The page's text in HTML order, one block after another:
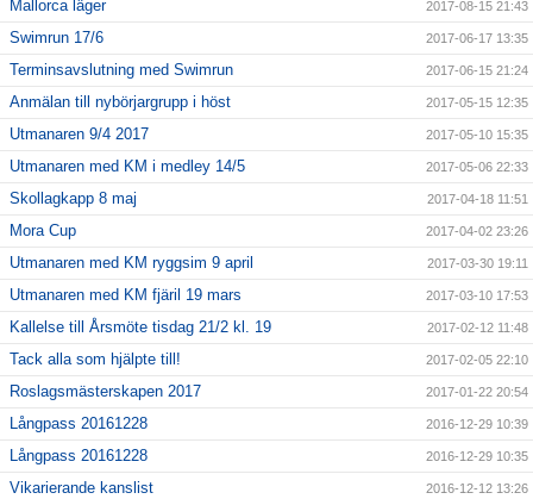
Mallorca läger 2017-08-15 21:43
Swimrun 17/6 2017-06-17 13:35
Terminsavslutning med Swimrun 2017-06-15 21:24
Anmälan till nybörjargrupp i höst 2017-05-15 12:35
Utmanaren 9/4 2017 2017-05-10 15:35
Utmanaren med KM i medley 14/5 2017-05-06 22:33
Skollagkapp 8 maj 2017-04-18 11:51
Mora Cup 2017-04-02 23:26
Utmanaren med KM ryggsim 9 april 2017-03-30 19:11
Utmanaren med KM fjäril 19 mars 2017-03-10 17:53
Kallelse till Årsmöte tisdag 21/2 kl. 19 2017-02-12 11:48
Tack alla som hjälpte till! 2017-02-05 22:10
Roslagsmästerskapen 2017 2017-01-22 20:54
Långpass 20161228 2016-12-29 10:39
Långpass 20161228 2016-12-29 10:35
Vikarierande kanslist 2016-12-12 13:26